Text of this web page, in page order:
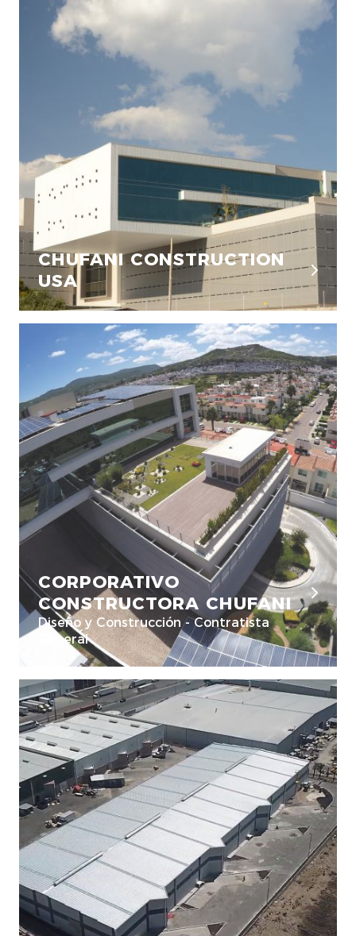
CHUFANI CONSTRUCTION
USA
CORPORATIVO
CONSTRUCTORA CHUFANI
Diseño y Construcción - Contratista
General